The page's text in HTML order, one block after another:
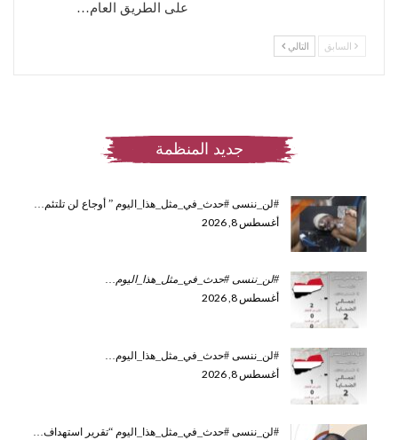
على الطريق العام…
السابق التالي
جديد المنظمة
#لن_ننسى #حدث_في_مثل_هذا_اليوم ” أوجاع لن تلتئم…
أغسطس 8, 2026
#لن_ننسى #حدث_في_مثل_هذا_اليوم…
أغسطس 8, 2026
#لن_ننسى #حدث_في_مثل_هذا_اليوم…
أغسطس 8, 2026
#لن_ننسى #حدث_في_مثل_هذا_اليوم “تقرير استهداف…